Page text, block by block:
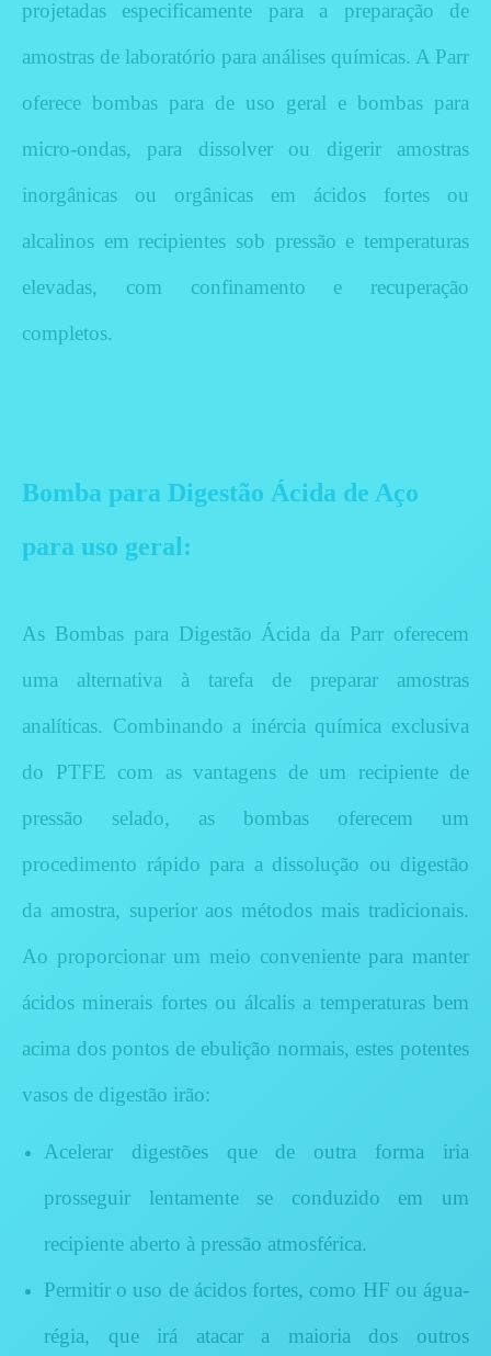
projetadas especificamente para a preparação de
amostras de laboratório para análises químicas. A Parr
oferece bombas para de uso geral e bombas para
micro-ondas, para dissolver ou digerir amostras
inorgânicas ou orgânicas em ácidos fortes ou
alcalinos em recipientes sob pressão e temperaturas
elevadas, com confinamento e recuperação
completos.
Bomba para Digestão Ácida de Aço
para uso geral:
As Bombas para Digestão Ácida da Parr oferecem
uma alternativa à tarefa de preparar amostras
analíticas. Combinando a inércia química exclusiva
do PTFE com as vantagens de um recipiente de
pressão selado, as bombas oferecem um
procedimento rápido para a dissolução ou digestão
da amostra, superior aos métodos mais tradicionais.
Ao proporcionar um meio conveniente para manter
ácidos minerais fortes ou álcalis a temperaturas bem
acima dos pontos de ebulição normais, estes potentes
vasos de digestão irão:
Acelerar digestões que de outra forma iria
prosseguir lentamente se conduzido em um
recipiente aberto à pressão atmosférica.
Permitir o uso de ácidos fortes, como HF ou água-
régia, que irá atacar a maioria dos outros